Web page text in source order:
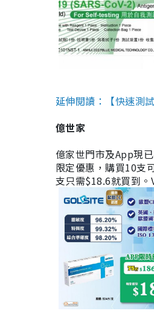
延伸閱讀：【快速測
億世家
億家世門市及App現
限定優惠，購買10支
支只需$18.6就買到